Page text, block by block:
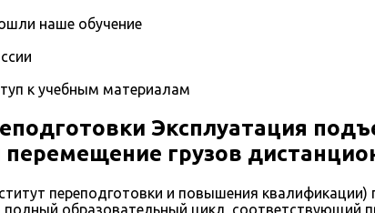
наше обучение
к учебным материалам
Эксплуатация
грузов
переподготовки и повышения квалификации)
образовательный цикл,